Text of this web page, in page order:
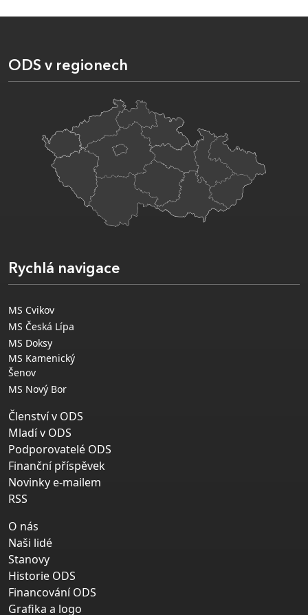
ODS v regionech
Rychlá navigace
MS Cvikov
MS Česká Lípa
MS Doksy
MS Kamenický
Šenov
MS Nový Bor
Členství v ODS
Mladí v ODS
Podporovatelé ODS
Finanční příspěvek
Novinky e-mailem
RSS
O nás
Naši lidé
Stanovy
Historie ODS
Financování ODS
Grafika a logo